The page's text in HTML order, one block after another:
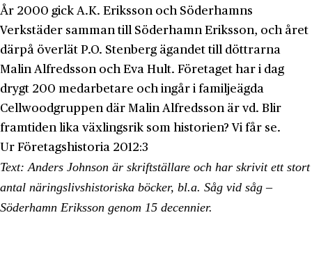
År 2000 gick A.K. Eriksson och Söderhamns
Verkstäder samman till Söderhamn Eriksson, och året
därpå överlät P.O. Stenberg ägandet till döttrarna
Malin Alfredsson och Eva Hult. Företaget har i dag
drygt 200 medarbetare och ingår i familjeägda
Cellwoodgruppen där Malin Alfredsson är vd. Blir
framtiden lika växlingsrik som historien? Vi får se.
Ur Företagshistoria 2012:3
Text: Anders Johnson är skriftställare och har skrivit ett stort
antal näringslivshistoriska böcker, bl.a. Såg vid såg –
Söderhamn Eriksson genom 15 decennier.